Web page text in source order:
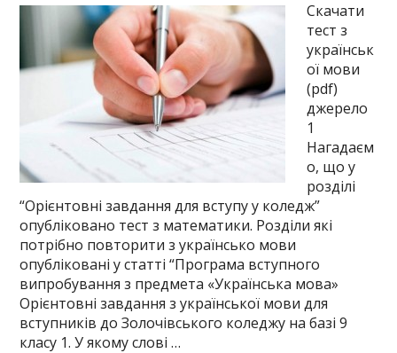
Скачати
тест з
українськ
ої мови
(pdf)
джерело
1
Нагадаєм
о, що у
розділі
“Орієнтовні завдання для вступу у коледж”
опубліковано тест з математики. Розділи які
потрібно повторити з українсько мови
опубліковані у статті “Програма вступного
випробування з предмета «Українська мова»
Орієнтовні завдання з української мови для
вступників до Золочівського коледжу на базі 9
класу 1. У якому слові …